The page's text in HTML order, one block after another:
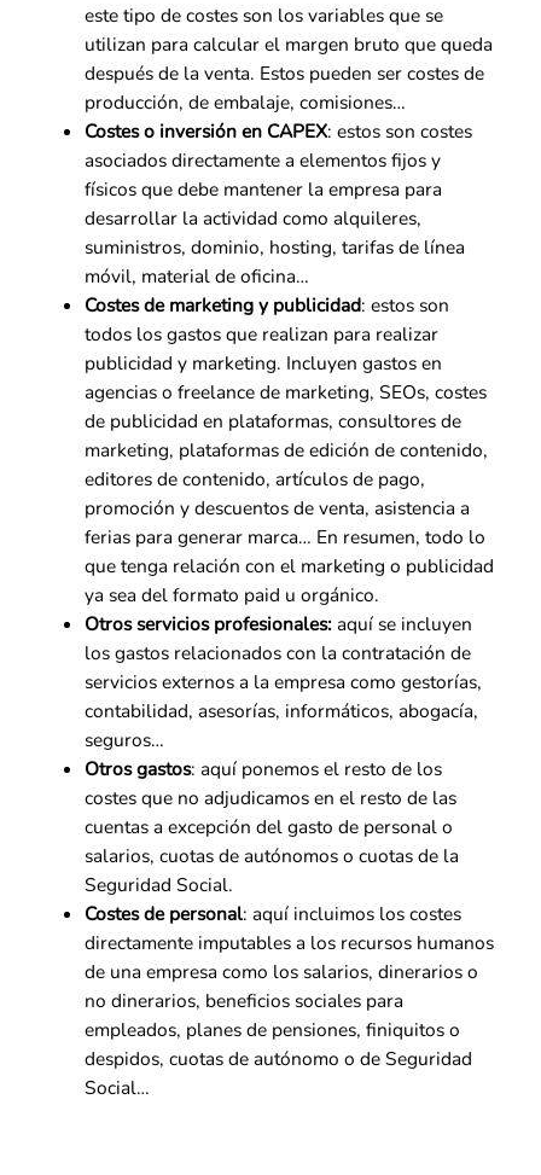
este tipo de costes son los variables que se
utilizan para calcular el margen bruto que queda
después de la venta. Estos pueden ser costes de
producción, de embalaje, comisiones…
Costes o inversión en CAPEX: estos son costes
asociados directamente a elementos fijos y
físicos que debe mantener la empresa para
desarrollar la actividad como alquileres,
suministros, dominio, hosting, tarifas de línea
móvil, material de oficina…
Costes de marketing y publicidad: estos son
todos los gastos que realizan para realizar
publicidad y marketing. Incluyen gastos en
agencias o freelance de marketing, SEOs, costes
de publicidad en plataformas, consultores de
marketing, plataformas de edición de contenido,
editores de contenido, artículos de pago,
promoción y descuentos de venta, asistencia a
ferias para generar marca… En resumen, todo lo
que tenga relación con el marketing o publicidad
ya sea del formato paid u orgánico.
Otros servicios profesionales:aquí se incluyen
los gastos relacionados con la contratación de
servicios externos a la empresa como gestorías,
contabilidad, asesorías, informáticos, abogacía,
seguros…
Otros gastos: aquí ponemos el resto de los
costes que no adjudicamos en el resto de las
cuentas a excepción del gasto de personal o
salarios, cuotas de autónomos o cuotas de la
Seguridad Social.
Costes de personal: aquí incluimos los costes
directamente imputables a los recursos humanos
de una empresa como los salarios, dinerarios o
no dinerarios, beneficios sociales para
empleados, planes de pensiones, finiquitos o
despidos, cuotas de autónomo o de Seguridad
Social…